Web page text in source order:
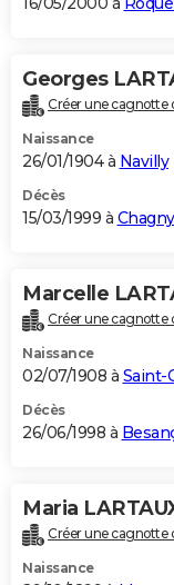
Georges
Créer une cagnotte
Naissance
26/01/1904 à Navilly
Décès
15/03/1999 à Chagny
Marcelle
Créer une cagnotte
Naissance
02/07/1908 à Saint-
Décès
26/06/1998 à
Maria
Créer une cagnotte
Naissance